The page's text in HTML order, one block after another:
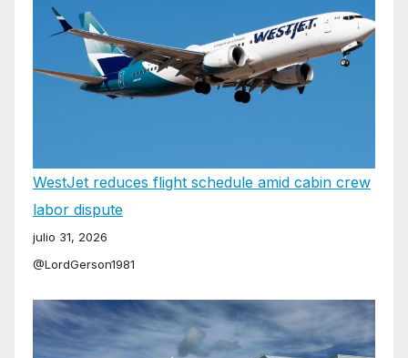
WestJet reduces flight schedule amid cabin crew
labor dispute
julio 31, 2026
@LordGerson1981